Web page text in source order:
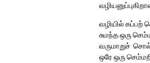
வழியில் கப்பற்
சுமந்த ஒரு
வருமாறுச்
ஒரே ஒரு